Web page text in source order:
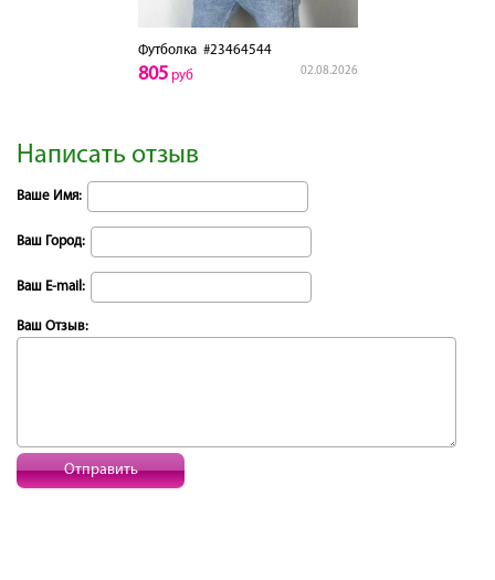
Футболка#23464544
02.08.2026
805руб
Написать отзыв
Ваше Имя:
Ваш Город:
Ваш E-mail:
Ваш Отзыв:
Отправить